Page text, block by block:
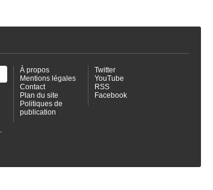
À propos
Mentions légales
Contact
Plan du site
Politiques de
publication
Twitter
YouTube
RSS
Facebook